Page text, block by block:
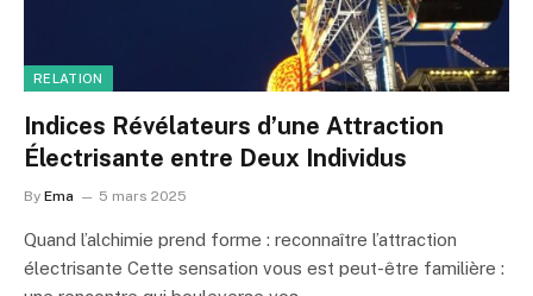
RELATION
Indices Révélateurs d’une Attraction
Électrisante entre Deux Individus
By Ema 5 mars 2025
Quand l’alchimie prend forme : reconnaître l’attraction
électrisante Cette sensation vous est peut-être familière :